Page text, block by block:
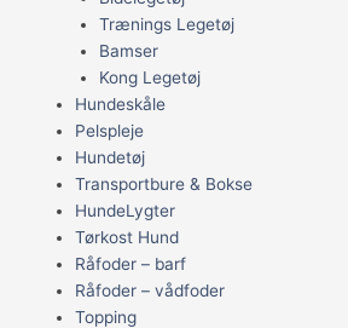
Trænings Legetøj
Bamser
Kong Legetøj
Hundeskåle
Pelspleje
Hundetøj
Transportbure & Bokse
HundeLygter
Tørkost Hund
Råfoder – barf
Råfoder – vådfoder
Topping